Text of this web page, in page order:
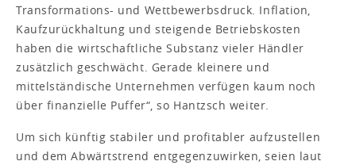
Transformations- und Wettbewerbsdruck. Inflation,
Kaufzurückhaltung und steigende Betriebskosten
haben die wirtschaftliche Substanz vieler Händler
zusätzlich geschwächt. Gerade kleinere und
mittelständische Unternehmen verfügen kaum noch
über finanzielle Puffer“, so Hantzsch weiter.
Um sich künftig stabiler und profitabler aufzustellen
und dem Abwärtstrend entgegenzuwirken, seien laut